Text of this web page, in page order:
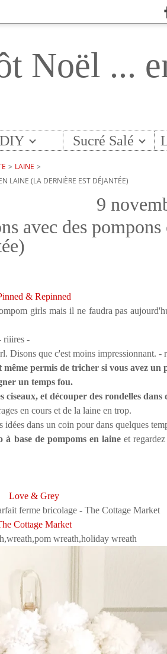
Noël ...
DIY Sucré Salé
> LAINE >
LAINE (LA DERNIÈRE EST DÉJANTÉE)
9
avec des pompons
& Repinned
girls mais il ne faudra pas
riiires -
Disons que c'est moins impressionnant. -
même permis de tricher si vous avez un
un temps fou.
ciseaux, et découper des rondelles dans
en cours et de la laine en trop.
dans un coin pour dans quelques
à base de pompoms en laineet
Love & Grey
Cottage Market